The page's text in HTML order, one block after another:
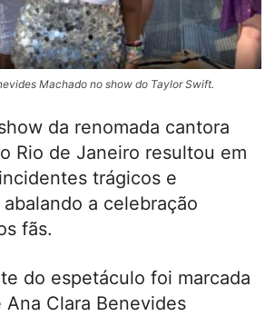
Machado no show do Taylor Swift.
da renomada cantora
Rio de Janeiro resultou em
trágicos e
a celebração
fãs.
do espetáculo foi marcada
Clara Benevides